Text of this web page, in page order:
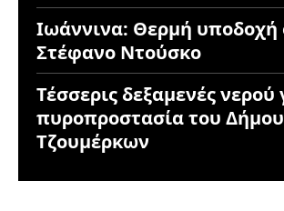
Ιωάννινα: Θερμή υποδοχή
Στέφανο Ντούσκο
Τέσσερις δεξαμενές νερού
πυροπροστασία του
Τζουμέρκων